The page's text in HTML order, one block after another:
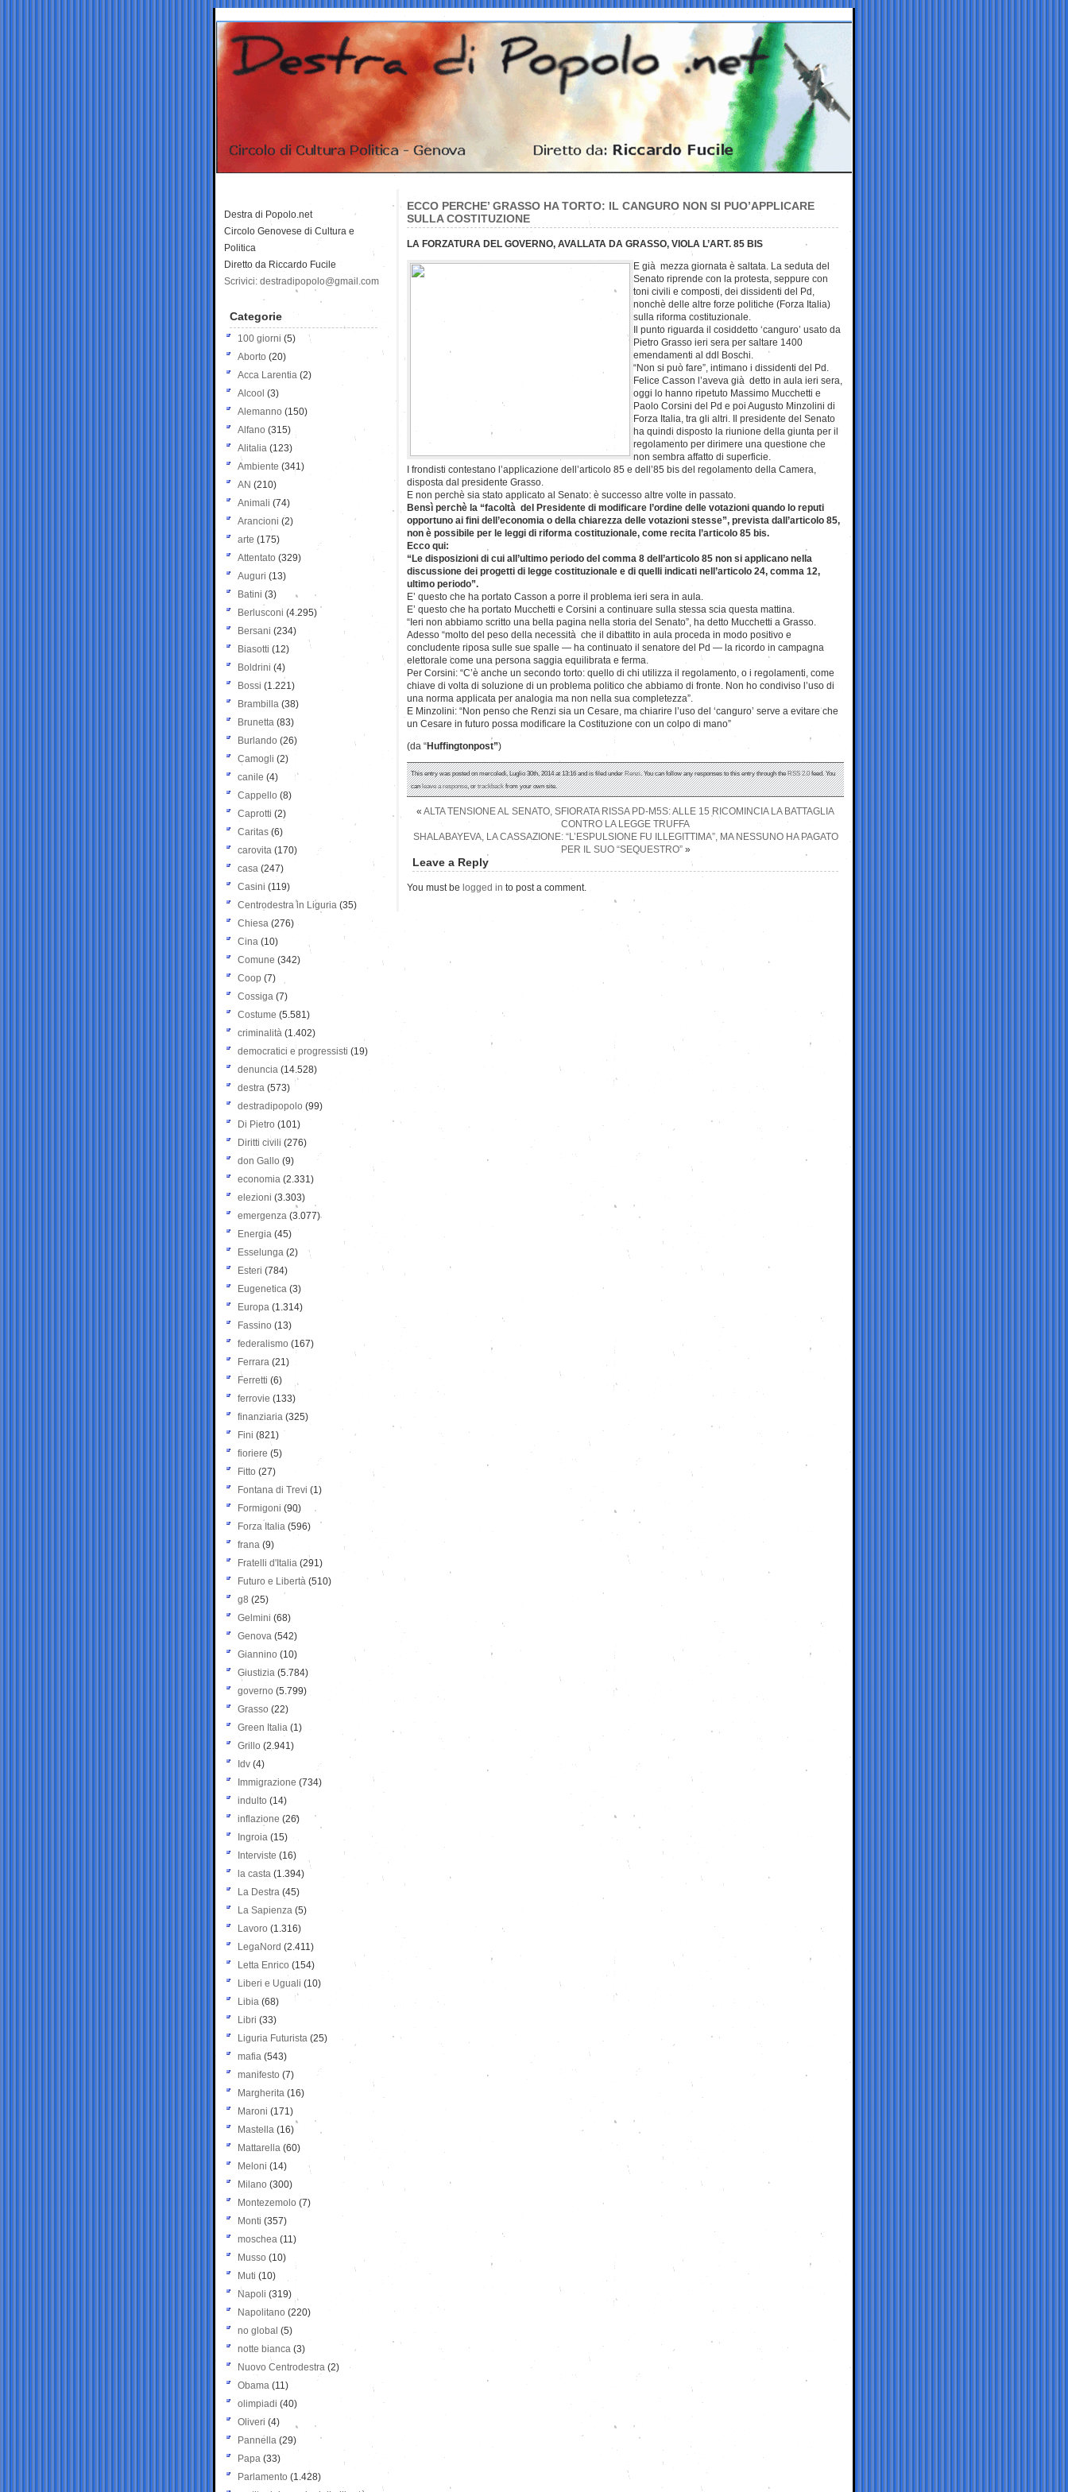
ECCO PERCHE’ GRASSO HA TORTO: IL CANGURO NON SI PUO’APPLICARE
SULLA COSTITUZIONE
LA FORZATURA DEL GOVERNO, AVALLATA DA GRASSO, VIOLA L’ART. 85 BIS
E già mezza giornata è saltata. La seduta del
Senato riprende con la protesta, seppure con
toni civili e composti, dei dissidenti del Pd,
nonchè delle altre forze politiche (Forza Italia)
sulla riforma costituzionale.
Il punto riguarda il cosiddetto ‘canguro’ usato da
Pietro Grasso ieri sera per saltare 1400
emendamenti al ddl Boschi.
“Non si può fare”, intimano i dissidenti del Pd.
Felice Casson l’aveva già detto in aula ieri sera,
oggi lo hanno ripetuto Massimo Mucchetti e
Paolo Corsini del Pd e poi Augusto Minzolini di
Forza Italia, tra gli altri. Il presidente del Senato
ha quindi disposto la riunione della giunta per il
regolamento per dirimere una questione che
non sembra affatto di superficie.
I frondisti contestano l’applicazione dell’articolo 85 e dell’85 bis del regolamento della Camera,
disposta dal presidente Grasso.
E non perchè sia stato applicato al Senato: è successo altre volte in passato.
Bensì perchè la “facoltà del Presidente di modificare l’ordine delle votazioni quando lo reputi
opportuno ai fini dell’economia o della chiarezza delle votazioni stesse”, prevista dall’articolo 85,
non è possibile per le leggi di riforma costituzionale, come recita l’articolo 85 bis.
Ecco qui:
“Le disposizioni di cui all’ultimo periodo del comma 8 dell’articolo 85 non si applicano nella
discussione dei progetti di legge costituzionale e di quelli indicati nell’articolo 24, comma 12,
ultimo periodo”.
E’ questo che ha portato Casson a porre il problema ieri sera in aula.
E’ questo che ha portato Mucchetti e Corsini a continuare sulla stessa scia questa mattina.
“Ieri non abbiamo scritto una bella pagina nella storia del Senato”, ha detto Mucchetti a Grasso.
Adesso “molto del peso della necessità che il dibattito in aula proceda in modo positivo e
concludente riposa sulle sue spalle — ha continuato il senatore del Pd — la ricordo in campagna
elettorale come una persona saggia equilibrata e ferma.
Per Corsini: “C’è anche un secondo torto: quello di chi utilizza il regolamento, o i regolamenti, come
chiave di volta di soluzione di un problema politico che abbiamo di fronte. Non ho condiviso l’uso di
una norma applicata per analogia ma non nella sua completezza”.
E Minzolini: “Non penso che Renzi sia un Cesare, ma chiarire l’uso del ‘canguro’ serve a evitare che
un Cesare in futuro possa modificare la Costituzione con un colpo di mano”
(da “Huffingtonpost”)
This entry was posted on mercoledì, Luglio 30th, 2014 at 13:16 and is filed underRenzi. You can follow any responses to this entry through theRSS 2.0feed. You
canleave a response, ortrackbackfrom your own site.
« ALTA TENSIONE AL SENATO, SFIORATA RISSA PD-M5S: ALLE 15 RICOMINCIA LA BATTAGLIA
CONTRO LA LEGGE TRUFFA
SHALABAYEVA, LA CASSAZIONE: “L’ESPULSIONE FU ILLEGITTIMA”, MA NESSUNO HA PAGATO
PER IL SUO “SEQUESTRO”»
Leave a Reply
You must be logged in to post a comment.
Destra di Popolo.net
Circolo Genovese di Cultura e
Politica
Diretto da Riccardo Fucile
Scrivici: destradipopolo@gmail.com
Categorie
100 giorni (5)
Aborto (20)
Acca Larentia (2)
Alcool (3)
Alemanno (150)
Alfano (315)
Alitalia (123)
Ambiente (341)
AN (210)
Animali (74)
Arancioni (2)
arte (175)
Attentato (329)
Auguri (13)
Batini (3)
Berlusconi (4.295)
Bersani (234)
Biasotti (12)
Boldrini (4)
Bossi (1.221)
Brambilla (38)
Brunetta (83)
Burlando (26)
Camogli (2)
canile (4)
Cappello (8)
Caprotti (2)
Caritas (6)
carovita (170)
casa (247)
Casini (119)
Centrodestra in Liguria (35)
Chiesa (276)
Cina (10)
Comune (342)
Coop (7)
Cossiga (7)
Costume (5.581)
criminalità (1.402)
democratici e progressisti (19)
denuncia (14.528)
destra (573)
destradipopolo (99)
Di Pietro (101)
Diritti civili (276)
don Gallo (9)
economia (2.331)
elezioni (3.303)
emergenza (3.077)
Energia (45)
Esselunga (2)
Esteri (784)
Eugenetica (3)
Europa (1.314)
Fassino (13)
federalismo (167)
Ferrara (21)
Ferretti (6)
ferrovie (133)
finanziaria (325)
Fini (821)
fioriere (5)
Fitto (27)
Fontana di Trevi (1)
Formigoni (90)
Forza Italia (596)
frana (9)
Fratelli d'Italia (291)
Futuro e Libertà (510)
g8 (25)
Gelmini (68)
Genova (542)
Giannino (10)
Giustizia (5.784)
governo (5.799)
Grasso (22)
Green Italia (1)
Grillo (2.941)
Idv (4)
Immigrazione (734)
indulto (14)
inflazione (26)
Ingroia (15)
Interviste (16)
la casta (1.394)
La Destra (45)
La Sapienza (5)
Lavoro (1.316)
LegaNord (2.411)
Letta Enrico (154)
Liberi e Uguali (10)
Libia (68)
Libri (33)
Liguria Futurista (25)
mafia (543)
manifesto (7)
Margherita (16)
Maroni (171)
Mastella (16)
Mattarella (60)
Meloni (14)
Milano (300)
Montezemolo (7)
Monti (357)
moschea (11)
Musso (10)
Muti (10)
Napoli (319)
Napolitano (220)
no global (5)
notte bianca (3)
Nuovo Centrodestra (2)
Obama (11)
olimpiadi (40)
Oliveri (4)
Pannella (29)
Papa (33)
Parlamento (1.428)